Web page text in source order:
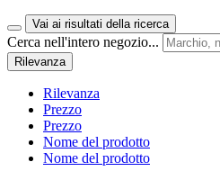
Vai ai risultati della ricerca
Cerca nell'intero negozio...
Rilevanza
Rilevanza
Prezzo
Prezzo
Nome del prodotto
Nome del prodotto